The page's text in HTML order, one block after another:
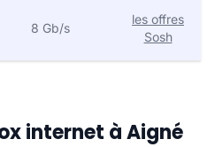
8 Gb/s
les offres
Sosh
internet à Aigné